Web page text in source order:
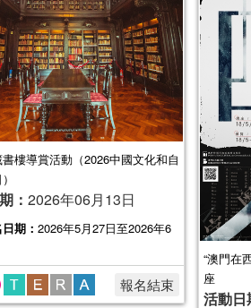
樓導賞活動（2026中國文化和自
： 2026年06月13日
期： 2026年5月27日至2026年6
報名結束
“澳門在
座
活動日